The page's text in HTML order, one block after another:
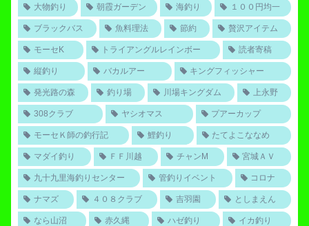
大物釣り 朝霞ガーデン 海釣り １００円均一
ブラックバス 魚料理法 節約 贅沢アイテム
モーセK トライアングルレインボー 読者寄稿
縦釣り バカルアー キングフィッシャー
発光路の森 釣り場 川場キングダム 上永野
308クラブ ヤシオマス プアーカップ
モーセＫ師の釣行記 鯉釣り たてよこななめ
マダイ釣り ＦＦ川越 チャンM 宮城ＡＶ
九十九里海釣りセンター 管釣りイベント コロナ
ナマズ ４０８クラブ 吉羽園 としまえん
なら山沼 赤久縄 ハゼ釣り イカ釣り